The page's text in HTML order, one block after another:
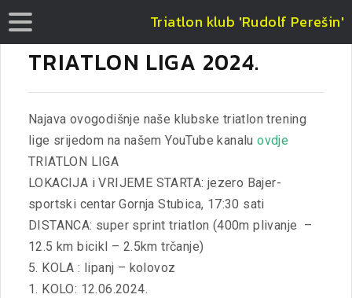
Triatlon klub 'Rudolf Perešin'
TRIATLON LIGA 2024.
Najava ovogodišnje naše klubske triatlon trening
lige srijedom na našem YouTube kanaluovdje
TRIATLON LIGA
LOKACIJA i VRIJEME STARTA: jezero Bajer-
sportski centar Gornja Stubica, 17:30 sati
DISTANCA: super sprint triatlon (400m plivanje –
12.5 km bicikl – 2.5km trčanje)
5. KOLA : lipanj – kolovoz
1. KOLO: 12.06.2024.